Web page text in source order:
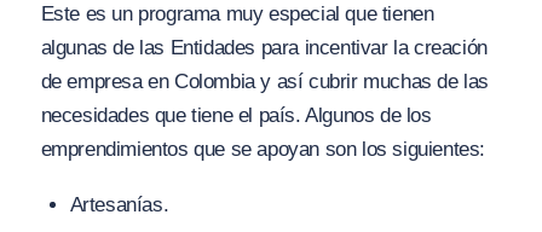
Este es un programa muy especial que tienen
algunas de las Entidades para incentivar la creación
de empresa en Colombia y así cubrir muchas de las
necesidades que tiene el país. Algunos de los
emprendimientos que se apoyan son los siguientes:
Artesanías.